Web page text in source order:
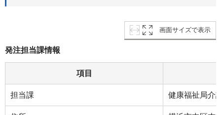
画面サイズで表示
発注担当課情報
項目
担当課 健康福祉局介